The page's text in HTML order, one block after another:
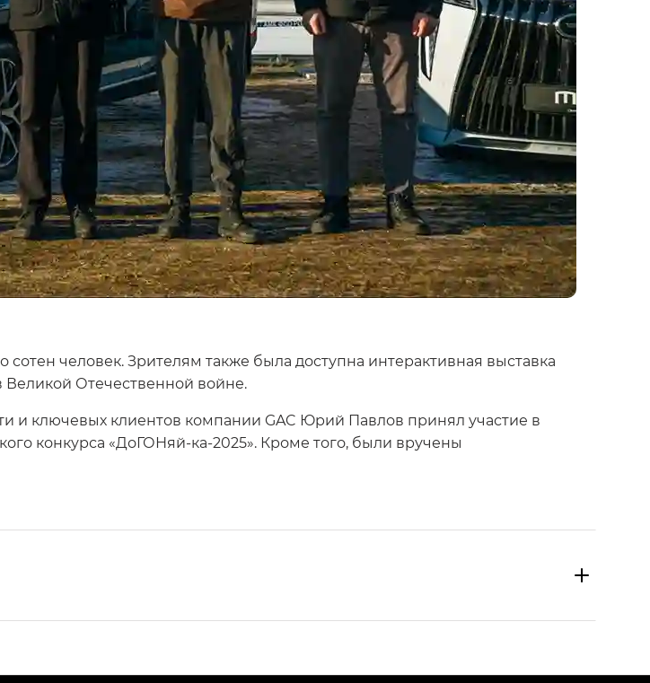
человек. Зрителям также была доступна интерактивная выставка
Отечественной войне.
и ключевых клиентов компании GAC Юрий Павлов принял участие в
конкурса «ДоГОНяй-ка-2025». Кроме того, были вручены